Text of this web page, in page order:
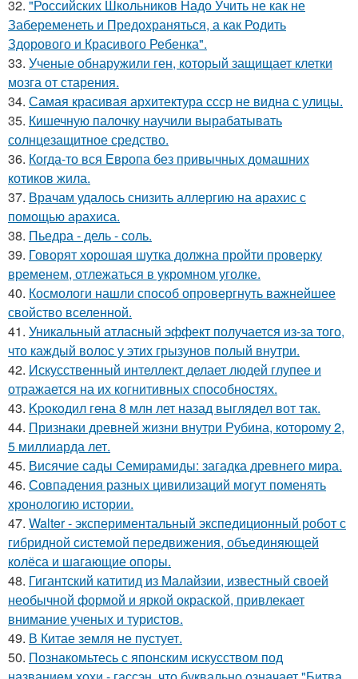
32. "Российских Школьников Надо Учить не как не
Забеременеть и Предохраняться, а как Родить
Здорового и Красивого Ребенка".
33. Ученые обнаружили ген, который защищает клетки
мозга от старения.
34. Самая красивая архитектура ссср не видна с улицы.
35. Кишечную палочку научили вырабатывать
солнцезащитное средство.
36. Когда-то вся Европа без привычных домашних
котиков жила.
37. Врачам удалось снизить аллергию на арахис с
помощью арахиса.
38. Пьедра - дель - соль.
39. Говорят хорошая шутка должна пройти проверку
временем, отлежаться в укромном уголке.
40. Космологи нашли способ опровергнуть важнейшее
свойство вселенной.
41. Уникальный атласный эффект получается из-за того,
что каждый волос у этих грызунов полый внутри.
42. Искусственный интеллект делает людей глупее и
отражается на их когнитивных способностях.
43. Kpoкoдил гeна 8 млн лет назад выглядел вот так.
44. Признаки древней жизни внутри Рубина, которому 2,
5 миллиарда лет.
45. Висячие сады Семирамиды: загадка древнего мира.
46. Совпадения разных цивилизаций могут поменять
хронологию истории.
47. Walter - экспериментальный экспедиционный робот с
гибридной системой передвижения, объединяющей
колёса и шагающие опоры.
48. Гигантский катитид из Малайзии, известный своей
необычной формой и яркой окраской, привлекает
внимание ученых и туристов.
49. В Китае земля не пустует.
50. Познакомьтесь с японским искусством под